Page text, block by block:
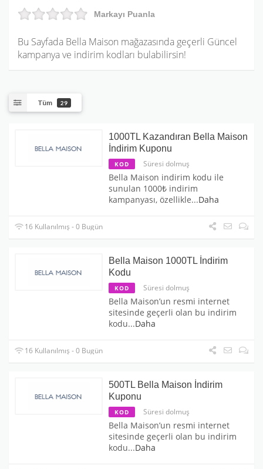
Markayı Puanla
Bu Sayfada Bella Maison mağazasında geçerli Güncel
kampanya ve indirim kodları bulabilirsin!
Tüm 29
1000TL Kazandıran Bella Maison
İndirim Kuponu
KOD Süresi dolmuş
Bella Maison indirim kodu ile
sunulan 1000₺ indirim
kampanyası, özellikle...Daha
16 Kullanılmış - 0 Bugün
Bella Maison 1000TL İndirim
Kodu
KOD Süresi dolmuş
Bella Maison’un resmi internet
sitesinde geçerli olan bu indirim
kodu...Daha
16 Kullanılmış - 0 Bugün
500TL Bella Maison İndirim
Kuponu
KOD Süresi dolmuş
Bella Maison’un resmi internet
sitesinde geçerli olan bu indirim
kodu...Daha